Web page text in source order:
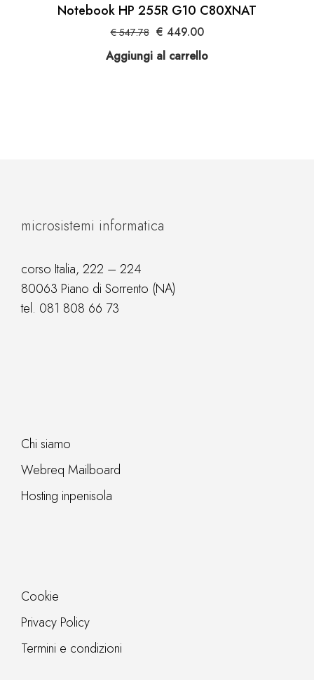
Notebook HP 255R G10 C80XNAT
€547.78 Il
prezzo
originale
€ 449.00Il
attuale
Aggiungi al carrello
microsistemi informatica
corso Italia, 222 – 224
80063 Piano di Sorrento (NA)
tel. 081 808 66 73
Chi siamo
Webreq Mailboard
Hosting inpenisola
Cookie
Privacy Policy
Termini e condizioni